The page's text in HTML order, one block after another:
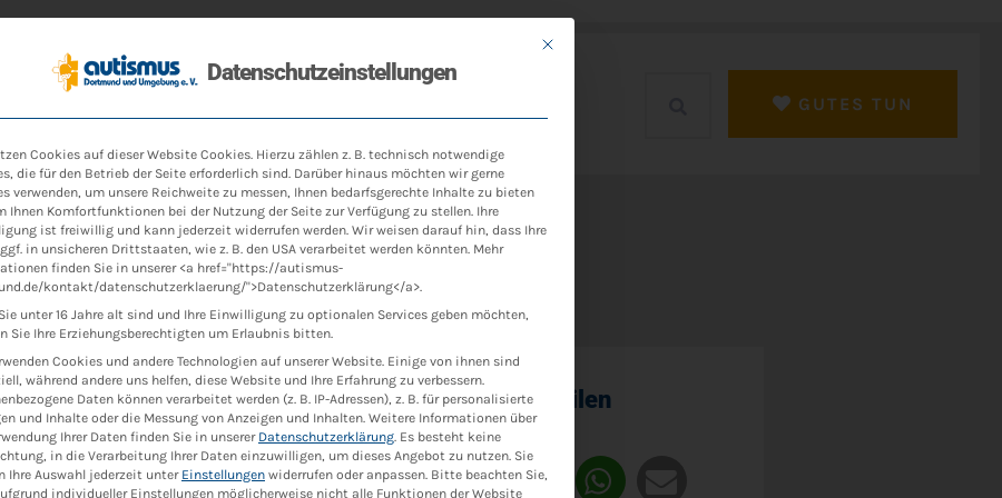
GUTES TUN
UNSER BLOG
Helfen
ALLGEMEIN Beitrag teilen
Mit diesem Button wird der Dialog geschlossen. Seine Funktionalität ist
Datenschutzeinstellungen
Cookies auf dieser Website Cookies. Hierzu zählen z. B. technisch notwendige
die für den Betrieb der Seite erforderlich sind. Darüber hinaus möchten wir gerne
verwenden, um unsere Reichweite zu messen, Ihnen bedarfsgerechte Inhalte zu bieten
Ihnen Komfortfunktionen bei der Nutzung der Seite zur Verfügung zu stellen. Ihre
ist freiwillig und kann jederzeit widerrufen werden. Wir weisen darauf hin, dass Ihre
in unsicheren Drittstaaten, wie z. B. den USA verarbeitet werden könnten. Mehr
finden Sie in unserer <a href="https://autismus-
kontakt/datenschutzerklaerung/">Datenschutzerklärung</a>.
unter 16 Jahre alt sind und Ihre Einwilligung zu optionalen Services geben möchten,
Sie Ihre Erziehungsberechtigten um Erlaubnis bitten.
Cookies und andere Technologien auf unserer Website. Einige von ihnen sind
während andere uns helfen, diese Website und Ihre Erfahrung zu verbessern.
Daten können verarbeitet werden (z. B. IP-Adressen), z. B. für personalisierte
und Inhalte oder die Messung von Anzeigen und Inhalten. Weitere Informationen über
Ihrer Daten finden Sie in unserer Datenschutzerklärung. Es besteht keine
in die Verarbeitung Ihrer Daten einzuwilligen, um dieses Angebot zu nutzen. Sie
Ihre Auswahl jederzeit unter Einstellungen widerrufen oder anpassen. Bitte beachten Sie,
individueller Einstellungen möglicherweise nicht alle Funktionen der Website